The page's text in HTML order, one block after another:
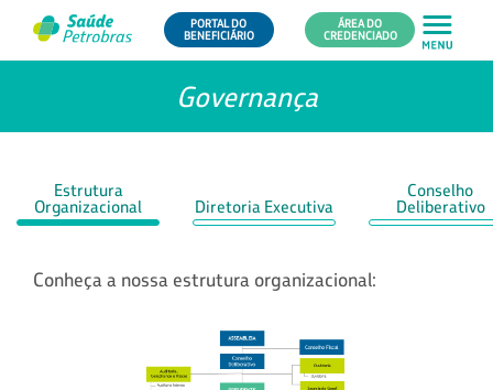
PORTAL DO
BENEFICIÁRIO
ÁREA DO
CREDENCIADO
Governança
Estrutura
Organizacional Diretoria Executiva
Conselho
Deliberativo
Conheça a nossa estrutura organizacional: